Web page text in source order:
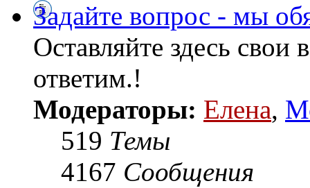
Задайте вопрос - мы
Оставляйте здесь
ответим.!
Модераторы: Елена,
519 Темы
4167 Сообщения